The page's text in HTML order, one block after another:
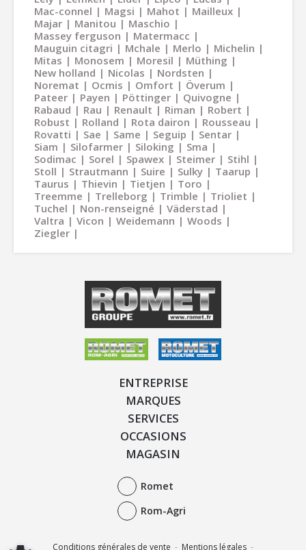
Mac-connel
Magsi Mahot
Mailleux
Majar
Manitou
Maschio
Massey ferguson
Matermacc
Mauguin citagri
Mchale Merlo
Michelin
Mitas
Monosem Moresil
Müthing
New holland
Nicolas
Nordsten
Noremat
Ocmis Omfort
Överum
Pateer
Payen Pöttinger
Quivogne
Rabaud
Rau Renault Riman
Robert
Robust
Rolland Rota dairon
Rousseau
Rovatti
Sae Same Seguip
Sentar
Siam
Silofarmer Siloking
Sma
Sodimac
Sorel Spawex Steimer
Stihl
Stoll
Strautmann Suire Sulky
Taarup
Taurus
Thievin Tietjen
Toro
Treemme
Trelleborg Trimble
Trioliet
Tuchel
Non-renseigné
Väderstad
Valtra
Vicon Weidemann
Woods
Ziegler
ENTREPRISE
MARQUES
SERVICES
OCCASIONS
MAGASIN
Romet
Rom-Agri
Conditions générales de vente - Mentions légales -